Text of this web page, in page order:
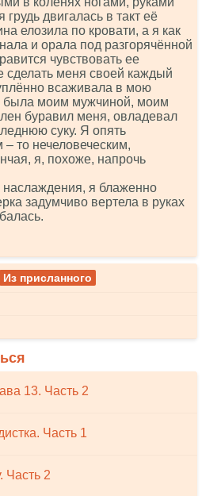
двигалась в такт её
елозила по кровати, а я как
и орала под разгорячённой
чувствовать ее
меня своей каждый
всаживала в мою
была моим мужчиной, моим
буравил меня, овладевал
суку. Я опять
то нечеловеческим,
я, похоже, напрочь
я блаженно
задумчиво вертела в руках
Из присланного
13. Часть 2
Часть 1
Часть 2